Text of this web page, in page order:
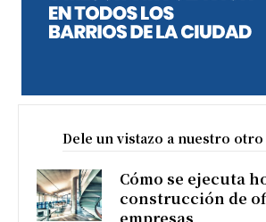
Dele un vistazo a nuestro
Cómo se ejecuta
construcción de
empresas